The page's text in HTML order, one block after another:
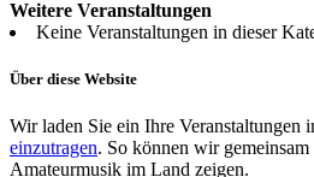
Weitere Veranstaltungen
Keine Veranstaltungen in dieser
Über diese Website
Wir laden Sie ein Ihre Veranstaltungen
einzutragen. So können wir
Amateurmusik im Land zeigen.